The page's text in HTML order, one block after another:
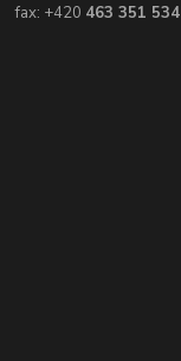
fax: +420 463 351 534